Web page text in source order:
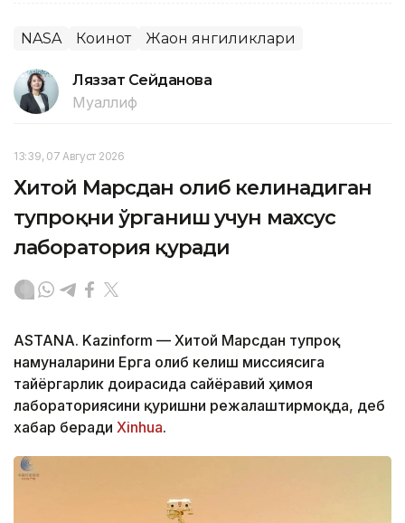
NASA Коинот Жаҳон янгиликлари
Ляззат Сейданова
Муаллиф
13:39, 07 Август 2026
Хитой Марсдан олиб келинадиган
тупроқни ўрганиш учун махсус
лаборатория қуради
ASTANA. Kazinform — Хитой Марсдан тупроқ
намуналарини Ерга олиб келиш миссиясига
тайёргарлик доирасида сайёравий ҳимоя
лабораториясини қуришни режалаштирмоқда, деб
хабар беради Xinhua.